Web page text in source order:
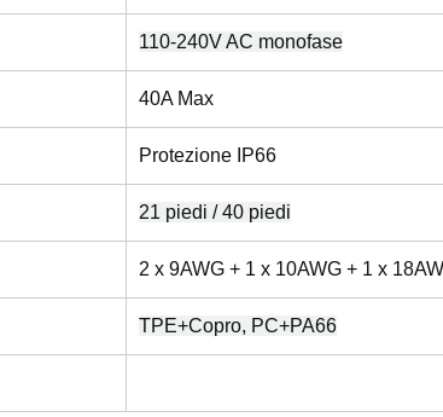
110-240V AC monofase
40A Max
Protezione IP66
21 piedi / 40 piedi
2 x 9AWG + 1 x 10AWG + 1 x
TPE+Copro, PC+PA66